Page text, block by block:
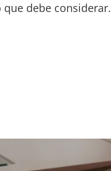
debe considerar.